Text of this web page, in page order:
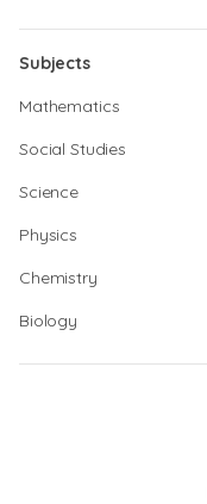
Subjects
Mathematics
Social Studies
Science
Physics
Chemistry
Biology